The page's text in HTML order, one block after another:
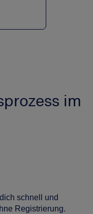
im
schnell und
Registrierung.